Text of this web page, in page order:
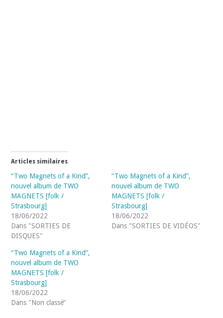
Articles similaires
“Two Magnets of a Kind”,
nouvel album de TWO
MAGNETS [folk /
Strasbourg]
18/06/2022
Dans "SORTIES DE
DISQUES"
“Two Magnets of a Kind”,
nouvel album de TWO
MAGNETS [folk /
Strasbourg]
18/06/2022
Dans "SORTIES DE VIDÉOS"
“Two Magnets of a Kind”,
nouvel album de TWO
MAGNETS [folk /
Strasbourg]
18/06/2022
Dans "Non classé"